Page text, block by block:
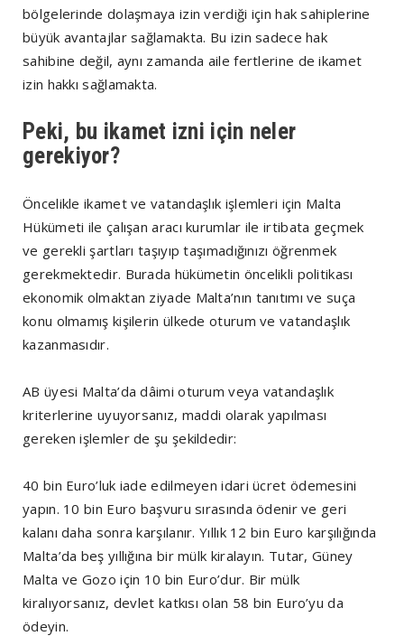
bölgelerinde dolaşmaya izin verdiği için hak sahiplerine
büyük avantajlar sağlamakta. Bu izin sadece hak
sahibine değil, aynı zamanda aile fertlerine de ikamet
izin hakkı sağlamakta.
Peki, bu ikamet izni için neler
gerekiyor?
Öncelikle ikamet ve vatandaşlık işlemleri için Malta
Hükümeti ile çalışan aracı kurumlar ile irtibata geçmek
ve gerekli şartları taşıyıp taşımadığınızı öğrenmek
gerekmektedir. Burada hükümetin öncelikli politikası
ekonomik olmaktan ziyade Malta’nın tanıtımı ve suça
konu olmamış kişilerin ülkede oturum ve vatandaşlık
kazanmasıdır.
AB üyesi Malta’da dâimi oturum veya vatandaşlık
kriterlerine uyuyorsanız, maddi olarak yapılması
gereken işlemler de şu şekildedir:
40 bin Euro’luk iade edilmeyen idari ücret ödemesini
yapın. 10 bin Euro başvuru sırasında ödenir ve geri
kalanı daha sonra karşılanır. Yıllık 12 bin Euro karşılığında
Malta’da beş yıllığına bir mülk kiralayın. Tutar, Güney
Malta ve Gozo için 10 bin Euro’dur. Bir mülk
kiralıyorsanız, devlet katkısı olan 58 bin Euro’yu da
ödeyin.